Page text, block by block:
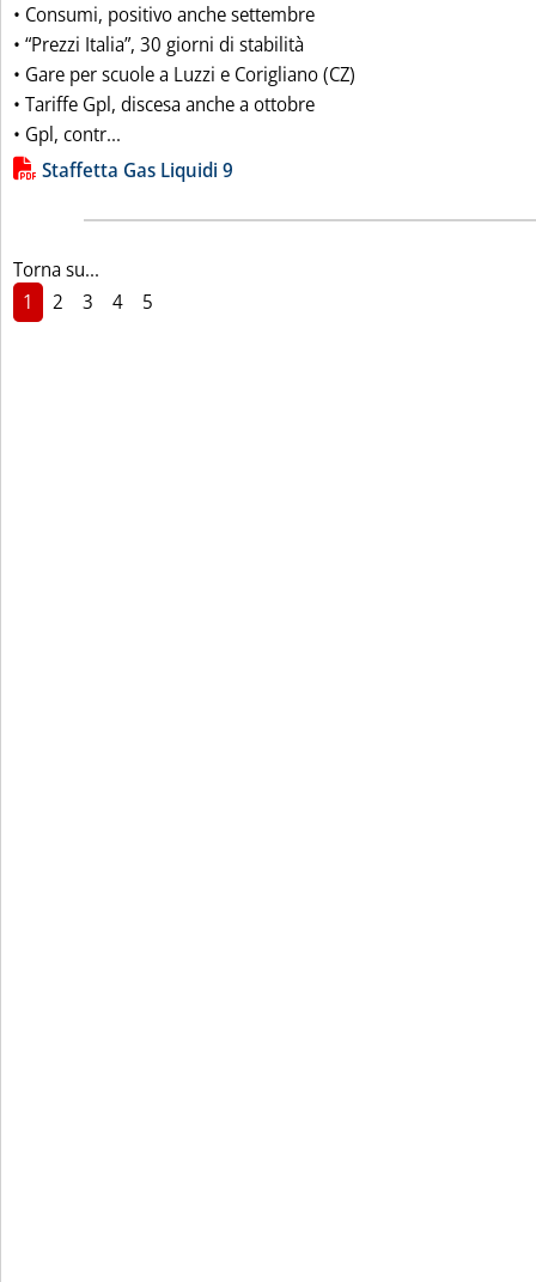
• Consumi, positivo anche settembre
• “Prezzi Italia”, 30 giorni di stabilità
• Gare per scuole a Luzzi e Corigliano (CZ)
• Tariffe Gpl, discesa anche a ottobre
• Gpl, contr...
Lista allegati PDF alla notizia
Staffetta Gas Liquidi 9
Torna su...
1
2 3 4 5